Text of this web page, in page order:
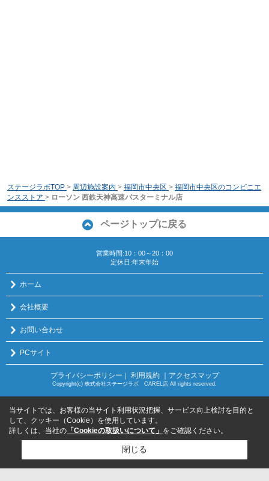
ステージラボTOP > 周辺施設案内 > 福岡市中央区 > 福岡市中央区のコンビニエ
ンスストア > ローソン 西鉄天神高速バスターミナル店
ページトップに戻る
営業時間:10：00～20：00
定休日:年末年始
ホーム
会社概要
お問い合わせ
PCサイト
プライバシーポリシー ｜ 利用規約 ｜アクセスマップ
Copyright(c) 株式会社ステージラボ CAREL店 All rights reserved.
当サイトでは、お客様の当サイト利用状況把握、サービス向上検討を目的と
して、クッキー（Cookie）を使用しています。
詳しくは、当社の 「Cookieの取扱いについて」 をご確認ください。
閉じる